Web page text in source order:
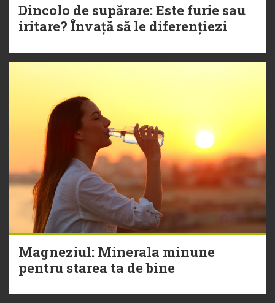
Dincolo de supărare: Este furie sau
iritare? Învață să le diferențiezi
Magneziul: Minerala minune
pentru starea ta de bine